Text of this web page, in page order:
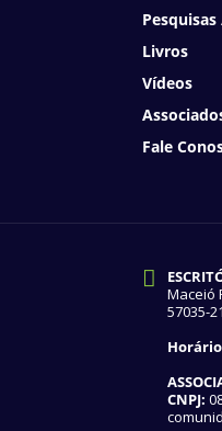
Livros
Vídeos
Fale
Maceió
57035-
CNPJ: